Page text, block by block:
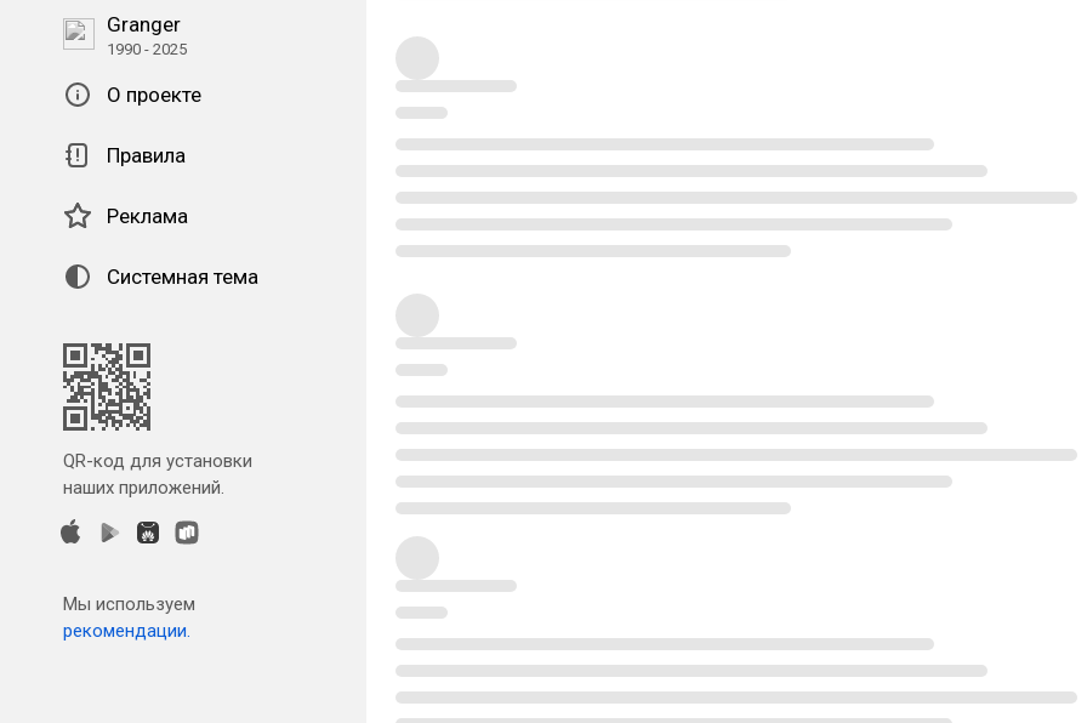
Granger
1990 - 2025
О проекте
Правила
Реклама
Системная тема
QR-код для установки
наших приложений.
Мы используем
рекомендации.